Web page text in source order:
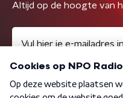
Altijd op de hoogte van